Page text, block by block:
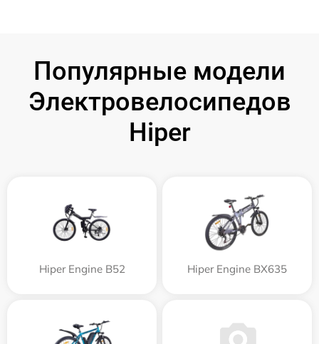
Популярные модели
Электровелосипедов
Hiper
Hiper Engine B52 Hiper Engine BX635